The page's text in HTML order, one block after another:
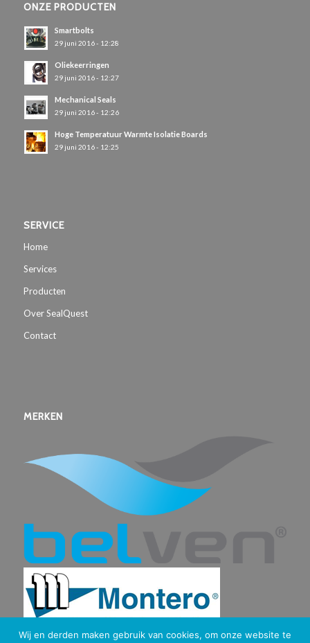
ONZE PRODUCTEN
Smartbolts
29 juni 2016 - 12:28
Oliekeerringen
29 juni 2016 - 12:27
Mechanical Seals
29 juni 2016 - 12:26
Hoge Temperatuur Warmte Isolatie Boards
29 juni 2016 - 12:25
SERVICE
Home
Services
Producten
Over SealQuest
Contact
MERKEN
Wij en derden maken gebruik van cookies, om onze website te